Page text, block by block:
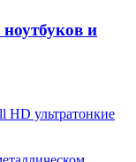
и
HD ультратонкие